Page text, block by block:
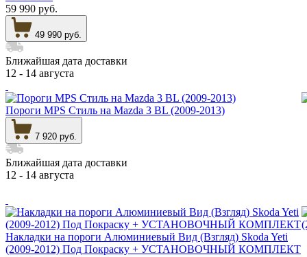
59 990 руб.
49 990 руб.
Ближайшая дата доставки
12 - 14 августа
Пороги MPS Стиль на Mazda 3 BL (2009-2013)
7 920 руб.
Ближайшая дата доставки
12 - 14 августа
Накладки на пороги Алюминиевый Вид (Взгляд) Skoda Yeti
(2009-2012) Под Покраску + УСТАНОВОЧНЫЙ КОМПЛЕКТ